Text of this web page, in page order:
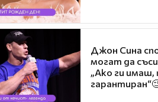
Джон Сина
могат да
„Ако ги имаш,